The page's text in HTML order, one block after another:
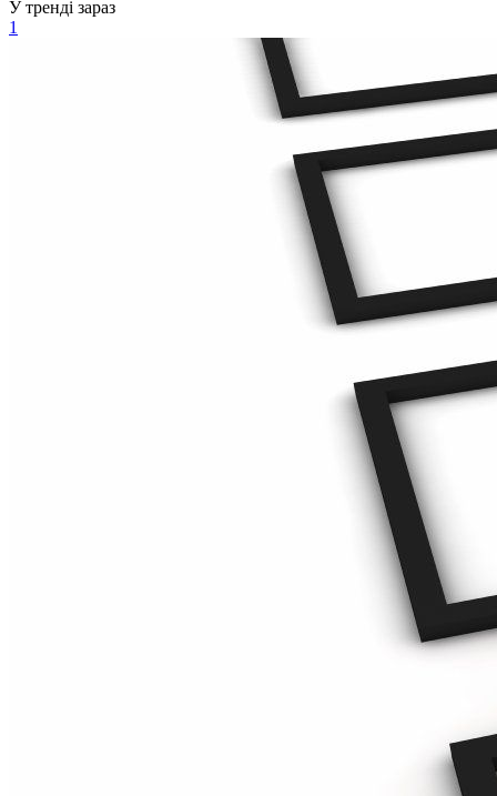
У тренді зараз
1